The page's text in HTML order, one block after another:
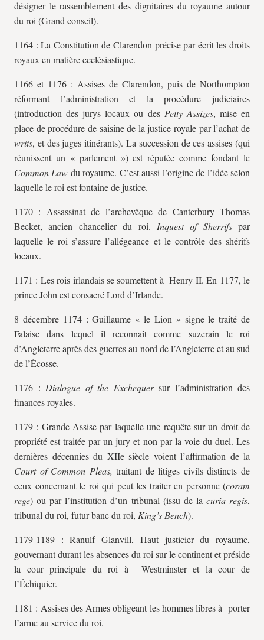
désigner le rassemblement des dignitaires du royaume autour
du roi (Grand conseil).
1164 : La Constitution de Clarendon précise par écrit les droits
royaux en matière ecclésiastique.
1166 et 1176 : Assises de Clarendon, puis de Northompton
réformant l’administration et la procédure judiciaires
(introduction des jurys locaux ou des Petty Assizes, mise en
place de procédure de saisine de la justice royale par l’achat de
writs, et des juges itinérants). La succession de ces assises (qui
réunissent un « parlement ») est réputée comme fondant le
Common Law du royaume. C’est aussi l’origine de l’idée selon
laquelle le roi est fontaine de justice.
1170 : Assassinat de l’archevêque de Canterbury Thomas
Becket, ancien chancelier du roi. Inquest of Sherrifs par
laquelle le roi s’assure l’allégeance et le contrôle des shérifs
locaux.
1171 : Les rois irlandais se soumettent à Henry II. En 1177, le
prince John est consacré Lord d’Irlande.
8 décembre 1174 : Guillaume « le Lion » signe le traité de
Falaise dans lequel il reconnaît comme suzerain le roi
d’Angleterre après des guerres au nord de l’Angleterre et au sud
de l’Écosse.
1176 : Dialogue of the Exchequer sur l’administration des
finances royales.
1179 : Grande Assise par laquelle une requête sur un droit de
propriété est traitée par un jury et non par la voie du duel. Les
dernières décennies du XIIe siècle voient l’affirmation de la
Court of Common Pleas, traitant de litiges civils distincts de
ceux concernant le roi qui peut les traiter en personne (coram
rege) ou par l’institution d’un tribunal (issu de la curia regis,
tribunal du roi, futur banc du roi, King’s Bench).
1179-1189 : Ranulf Glanvill, Haut justicier du royaume,
gouvernant durant les absences du roi sur le continent et préside
la cour principale du roi à Westminster et la cour de
l’Échiquier.
1181 : Assises des Armes obligeant les hommes libres à porter
l’arme au service du roi.